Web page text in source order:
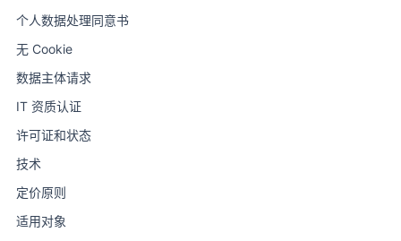
个人数据处理同意书
无 Cookie
数据主体请求
IT 资质认证
许可证和状态
技术
定价原则
适用对象